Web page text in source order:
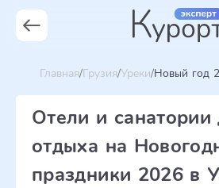
Главная Грузия Уреки Новый год
Отели и санатории
отдыха на
праздники 2026 в